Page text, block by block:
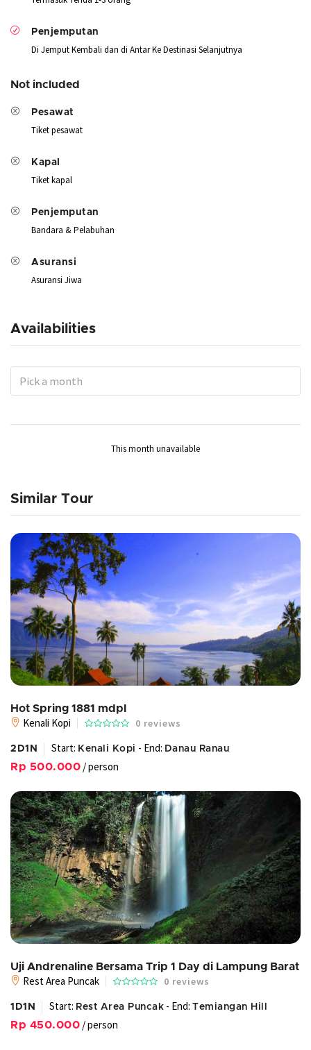
Penjemputan
Di Jemput Kembali dan di Antar Ke Destinasi Selanjutnya
Not included
Pesawat
Tiket pesawat
Kapal
Tiket kapal
Penjemputan
Bandara & Pelabuhan
Asuransi
Asuransi Jiwa
Availabilities
This month unavailable
Similar Tour
Hot Spring 1881 mdpl
Kenali Kopi 0 reviews
2D1N Start: Kenali Kopi - End: Danau Ranau
Rp 500.000 / person
Uji Andrenaline Bersama Trip 1 Day di Lampung Barat
Rest Area Puncak 0 reviews
1D1N Start: Rest Area Puncak - End: Temiangan Hill
Rp 450.000 / person